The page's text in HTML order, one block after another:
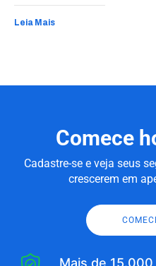
Leia Mais
Comece
Cadastre-se e veja seus
crescerem em
Mais de